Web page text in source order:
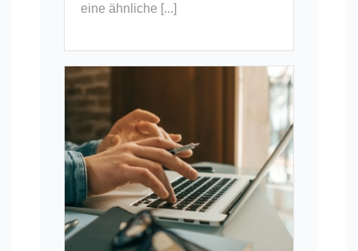
eine ähnliche [...]